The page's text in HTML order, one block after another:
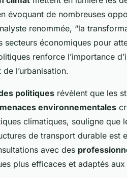
évoquant de nombreuses
renommée, “la
secteurs économiques pour
renforce l’importance
l’urbanisation.
politiques révèlent que les
menaces environnementales
climatiques, souligne que
de transport durable est
avec des
plus efficaces et adaptés